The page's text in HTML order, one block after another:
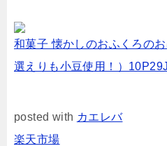
和菓子 懐かしのおふくろの
選えりも小豆使用！）
posted with カエレバ
楽天市場